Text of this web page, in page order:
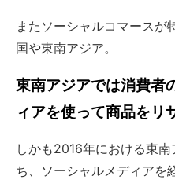
またソーシャルコマースが
国や東南アジア。
東南アジアでは消費者
ィアを使って商品をリ
しかも2016年における東
ち、ソーシャルメディアを